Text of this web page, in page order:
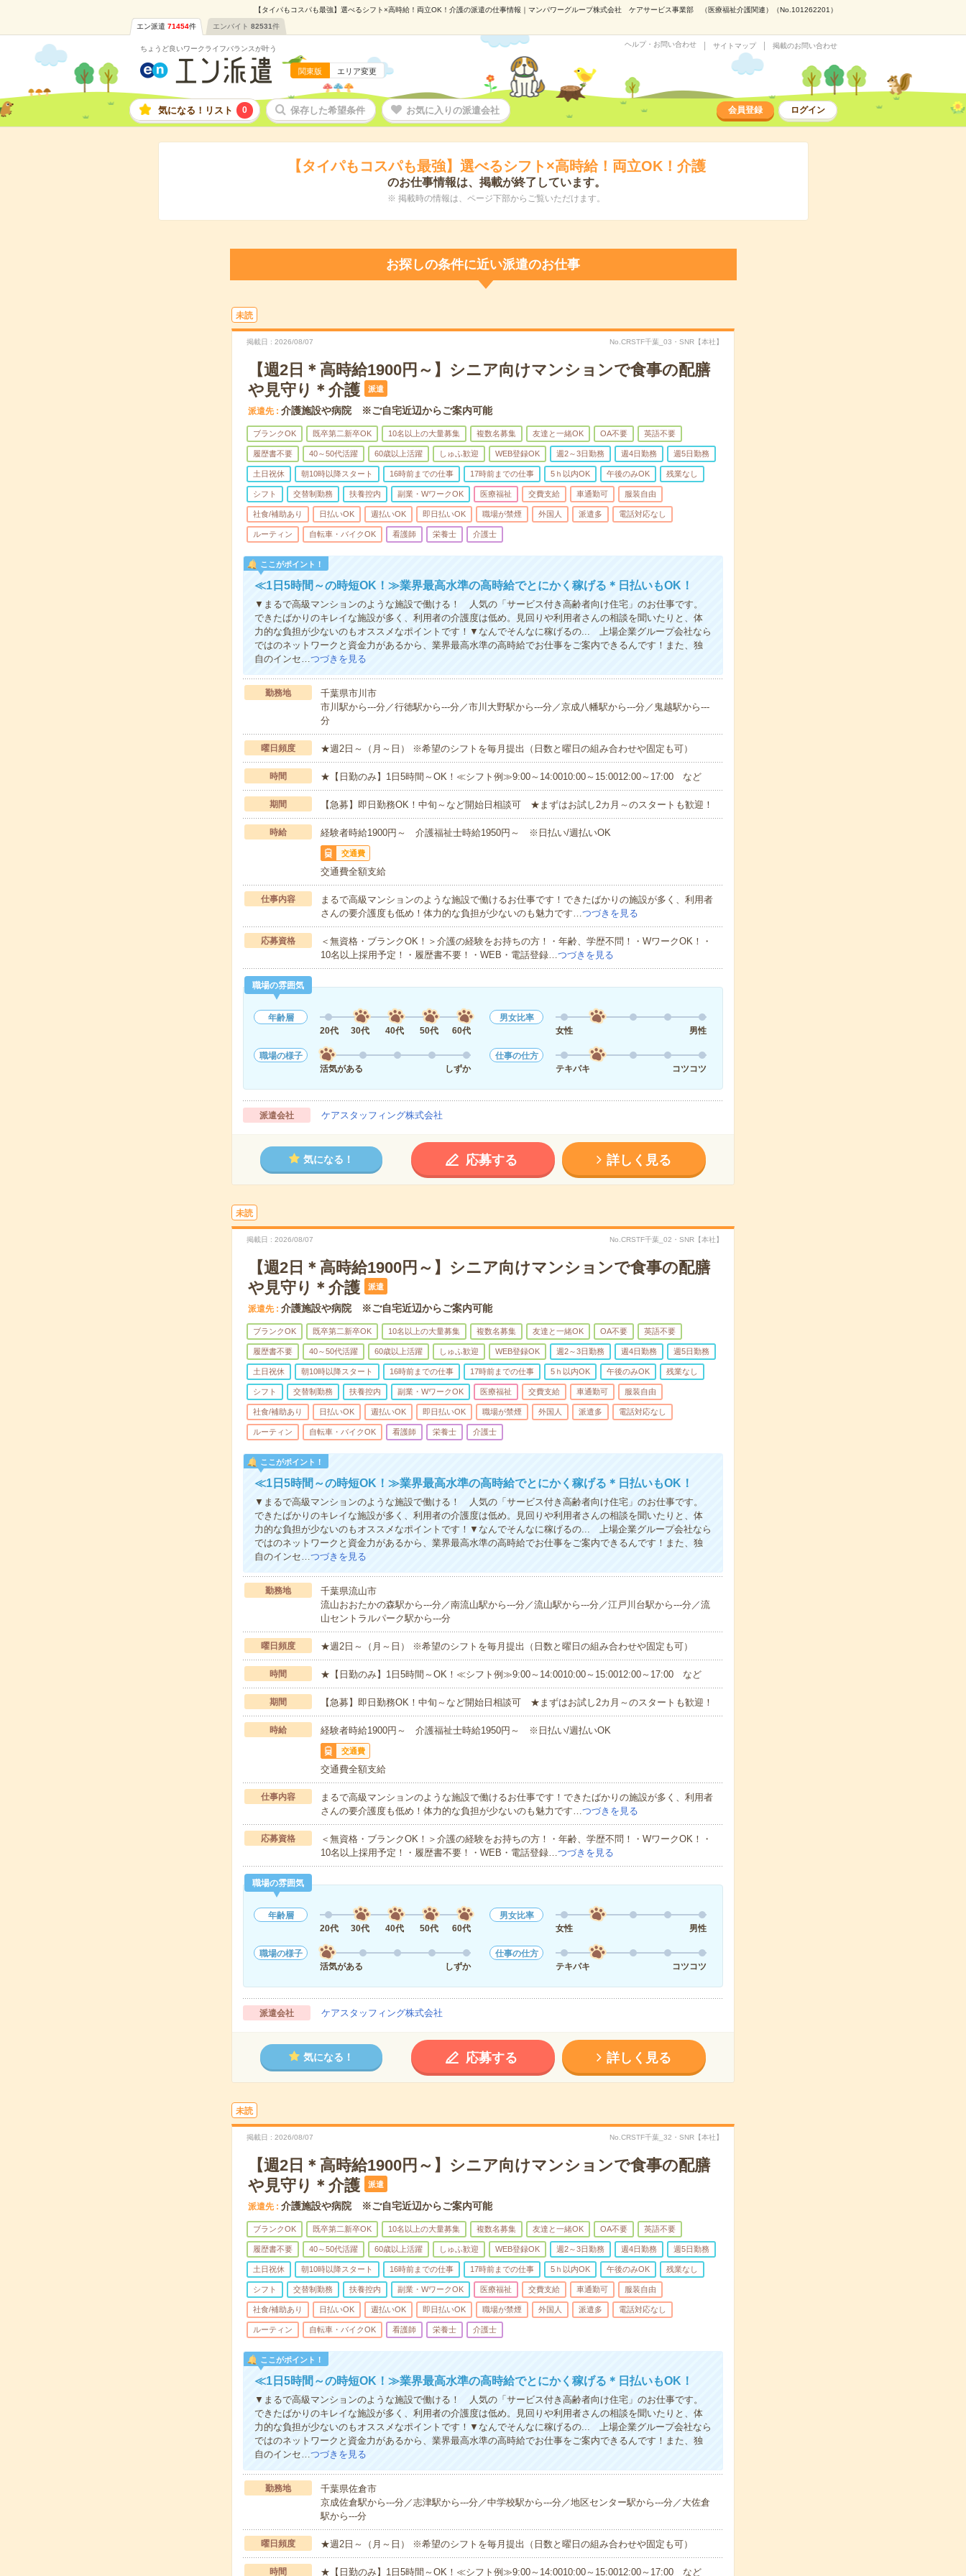
【タイパもコスパも最強】選べるシフト×高時給！両立OK！介護の派遣の仕事情報｜マンパワーグループ株式会社 ケアサービス事業部 （医療福祉介護関連）（No.101262201）
エン派遣 71454件 エンバイト 82531件
ちょうど良いワークライフバランスが叶う
関東版 エリア変更
ヘルプ・お問い合わせ サイトマップ 掲載のお問い合わせ
気になる！リスト 0 保存した希望条件 お気に入りの派遣会社 会員登録 ログイン
【タイパもコスパも最強】選べるシフト×高時給！両立OK！介護
のお仕事情報は、掲載が終了しています。
※ 掲載時の情報は、ページ下部からご覧いただけます。
お探しの条件に近い派遣のお仕事
未読
掲載日 2026/08/07 No.CRSTF千葉_03・SNR【本社】
【週2日＊高時給1900円～】シニア向けマンションで食事の配膳
や見守り＊介護
派遣
派遣先 介護施設や病院 ※ご自宅近辺からご案内可能
ブランクOK 既卒第二新卒OK 10名以上の大量募集 複数名募集 友達と一緒OK OA不要 英語不要
履歴書不要 40～50代活躍 60歳以上活躍 しゅふ歓迎 WEB登録OK 週2～3日勤務 週4日勤務 週5日勤務
土日祝休 朝10時以降スタート 16時前までの仕事 17時前までの仕事 5ｈ以内OK 午後のみOK 残業なし
シフト 交替制勤務 扶養控内 副業・WワークOK 医療福祉 交費支給 車通勤可 服装自由
社食/補助あり 日払いOK 週払いOK 即日払いOK 職場が禁煙 外国人 派遣多 電話対応なし
ルーティン 自転車・バイクOK 看護師 栄養士 介護士
ここがポイント！
≪1日5時間～の時短OK！≫業界最高水準の高時給でとにかく稼げる＊日払いもOK！
▼まるで高級マンションのような施設で働ける！ 人気の「サービス付き高齢者向け住宅」のお仕事です。
できたばかりのキレイな施設が多く、利用者の介護度は低め。見回りや利用者さんの相談を聞いたりと、体
力的な負担が少ないのもオススメなポイントです！▼なんでそんなに稼げるの... 上場企業グループ会社なら
ではのネットワークと資金力があるから、業界最高水準の高時給でお仕事をご案内できるんです！また、独
自のインセ…つづきを見る
勤務地
千葉県市川市
市川駅から---分／行徳駅から---分／市川大野駅から---分／京成八幡駅から---分／鬼越駅から---
分
曜日頻度 ★週2日～（月～日） ※希望のシフトを毎月提出（日数と曜日の組み合わせや固定も可）
時間 ★【日勤のみ】1日5時間～OK！≪シフト例≫9:00～14:0010:00～15:0012:00～17:00 など
期間 【急募】即日勤務OK！中旬～など開始日相談可 ★まずはお試し2カ月～のスタートも歓迎！
時給 経験者時給1900円～ 介護福祉士時給1950円～ ※日払い/週払いOK
交通費
交通費全額支給
仕事内容
まるで高級マンションのような施設で働けるお仕事です！できたばかりの施設が多く、利用者
さんの要介護度も低め！体力的な負担が少ないのも魅力です…つづきを見る
応募資格
＜無資格・ブランクOK！＞介護の経験をお持ちの方！・年齢、学歴不問！・WワークOK！・
10名以上採用予定！・履歴書不要！・WEB・電話登録…つづきを見る
職場の雰囲気
年齢層
20代
30代 40代 50代 60代
男女比率
女性
男性
職場の様子
活気がある
しずか
仕事の仕方
テキパキ
コツコツ
派遣会社 ケアスタッフィング株式会社
気になる！ 応募する 詳しく見る
未読
掲載日 2026/08/07 No.CRSTF千葉_02・SNR【本社】
【週2日＊高時給1900円～】シニア向けマンションで食事の配膳
や見守り＊介護
派遣
派遣先 介護施設や病院 ※ご自宅近辺からご案内可能
ブランクOK 既卒第二新卒OK 10名以上の大量募集 複数名募集 友達と一緒OK OA不要 英語不要
履歴書不要 40～50代活躍 60歳以上活躍 しゅふ歓迎 WEB登録OK 週2～3日勤務 週4日勤務 週5日勤務
土日祝休 朝10時以降スタート 16時前までの仕事 17時前までの仕事 5ｈ以内OK 午後のみOK 残業なし
シフト 交替制勤務 扶養控内 副業・WワークOK 医療福祉 交費支給 車通勤可 服装自由
社食/補助あり 日払いOK 週払いOK 即日払いOK 職場が禁煙 外国人 派遣多 電話対応なし
ルーティン 自転車・バイクOK 看護師 栄養士 介護士
ここがポイント！
≪1日5時間～の時短OK！≫業界最高水準の高時給でとにかく稼げる＊日払いもOK！
▼まるで高級マンションのような施設で働ける！ 人気の「サービス付き高齢者向け住宅」のお仕事です。
できたばかりのキレイな施設が多く、利用者の介護度は低め。見回りや利用者さんの相談を聞いたりと、体
力的な負担が少ないのもオススメなポイントです！▼なんでそんなに稼げるの... 上場企業グループ会社なら
ではのネットワークと資金力があるから、業界最高水準の高時給でお仕事をご案内できるんです！また、独
自のインセ…つづきを見る
勤務地
千葉県流山市
流山おおたかの森駅から---分／南流山駅から---分／流山駅から---分／江戸川台駅から---分／流
山セントラルパーク駅から---分
曜日頻度 ★週2日～（月～日） ※希望のシフトを毎月提出（日数と曜日の組み合わせや固定も可）
時間 ★【日勤のみ】1日5時間～OK！≪シフト例≫9:00～14:0010:00～15:0012:00～17:00 など
期間 【急募】即日勤務OK！中旬～など開始日相談可 ★まずはお試し2カ月～のスタートも歓迎！
時給 経験者時給1900円～ 介護福祉士時給1950円～ ※日払い/週払いOK
交通費
交通費全額支給
仕事内容
まるで高級マンションのような施設で働けるお仕事です！できたばかりの施設が多く、利用者
さんの要介護度も低め！体力的な負担が少ないのも魅力です…つづきを見る
応募資格
＜無資格・ブランクOK！＞介護の経験をお持ちの方！・年齢、学歴不問！・WワークOK！・
10名以上採用予定！・履歴書不要！・WEB・電話登録…つづきを見る
職場の雰囲気
年齢層
20代
30代 40代 50代 60代
男女比率
女性
男性
職場の様子
活気がある
しずか
仕事の仕方
テキパキ
コツコツ
派遣会社 ケアスタッフィング株式会社
気になる！ 応募する 詳しく見る
未読
掲載日 2026/08/07 No.CRSTF千葉_32・SNR【本社】
【週2日＊高時給1900円～】シニア向けマンションで食事の配膳
や見守り＊介護
派遣
派遣先 介護施設や病院 ※ご自宅近辺からご案内可能
ブランクOK 既卒第二新卒OK 10名以上の大量募集 複数名募集 友達と一緒OK OA不要 英語不要
履歴書不要 40～50代活躍 60歳以上活躍 しゅふ歓迎 WEB登録OK 週2～3日勤務 週4日勤務 週5日勤務
土日祝休 朝10時以降スタート 16時前までの仕事 17時前までの仕事 5ｈ以内OK 午後のみOK 残業なし
シフト 交替制勤務 扶養控内 副業・WワークOK 医療福祉 交費支給 車通勤可 服装自由
社食/補助あり 日払いOK 週払いOK 即日払いOK 職場が禁煙 外国人 派遣多 電話対応なし
ルーティン 自転車・バイクOK 看護師 栄養士 介護士
ここがポイント！
≪1日5時間～の時短OK！≫業界最高水準の高時給でとにかく稼げる＊日払いもOK！
▼まるで高級マンションのような施設で働ける！ 人気の「サービス付き高齢者向け住宅」のお仕事です。
できたばかりのキレイな施設が多く、利用者の介護度は低め。見回りや利用者さんの相談を聞いたりと、体
力的な負担が少ないのもオススメなポイントです！▼なんでそんなに稼げるの... 上場企業グループ会社なら
ではのネットワークと資金力があるから、業界最高水準の高時給でお仕事をご案内できるんです！また、独
自のインセ…つづきを見る
勤務地
千葉県佐倉市
京成佐倉駅から---分／志津駅から---分／中学校駅から---分／地区センター駅から---分／大佐倉
駅から---分
曜日頻度 ★週2日～（月～日） ※希望のシフトを毎月提出（日数と曜日の組み合わせや固定も可）
時間 ★【日勤のみ】1日5時間～OK！≪シフト例≫9:00～14:0010:00～15:0012:00～17:00 など